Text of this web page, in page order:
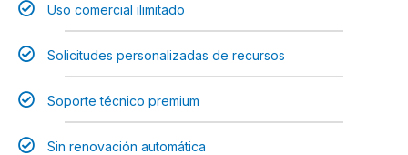
Uso comercial ilimitado
Solicitudes personalizadas de recursos
Soporte técnico premium
Sin renovación automática